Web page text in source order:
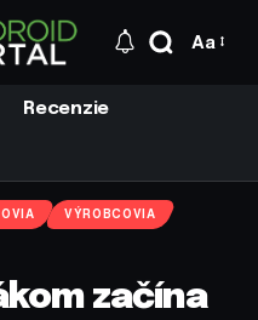
Aa
Recenzie
VÝROBCOVIA
začína